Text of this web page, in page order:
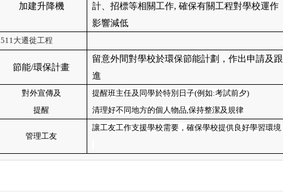
加建升降機
計、招標等相關工作, 確保有關工程對學校運作
影響減低
511大遷徙工程
節能/環保計畫
留意外間對學校於環保節能計劃，作出申請及跟
進
對外宣傳及
提醒
提醒班主任及同學於特別日子(例如:考試前夕)
清理好不同地方的個人物品,保持整潔及規律
管理工友
讓工友工作支援學校需要，確保學校提供良好學習環境